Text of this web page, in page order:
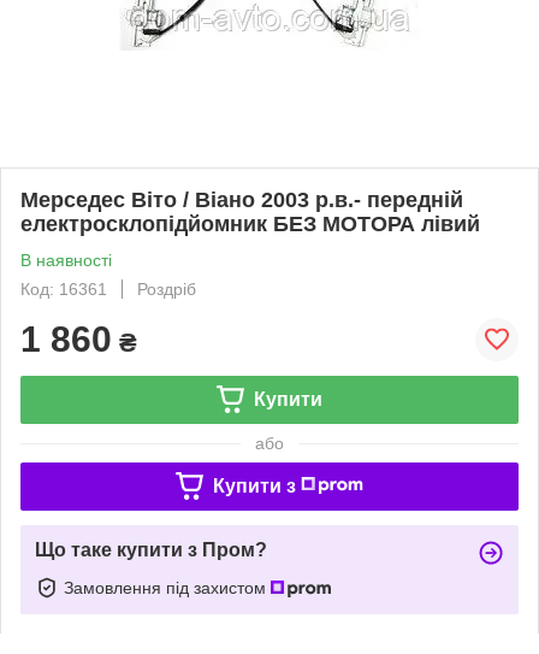
Мерседес Віто / Віано 2003 р.в.- передній
електросклопідйомник БЕЗ МОТОРА лівий
В наявності
Код: 16361
Роздріб
1 860 ₴
Купити
або
Купити з
Що таке купити з Пром?
Замовлення під захистом